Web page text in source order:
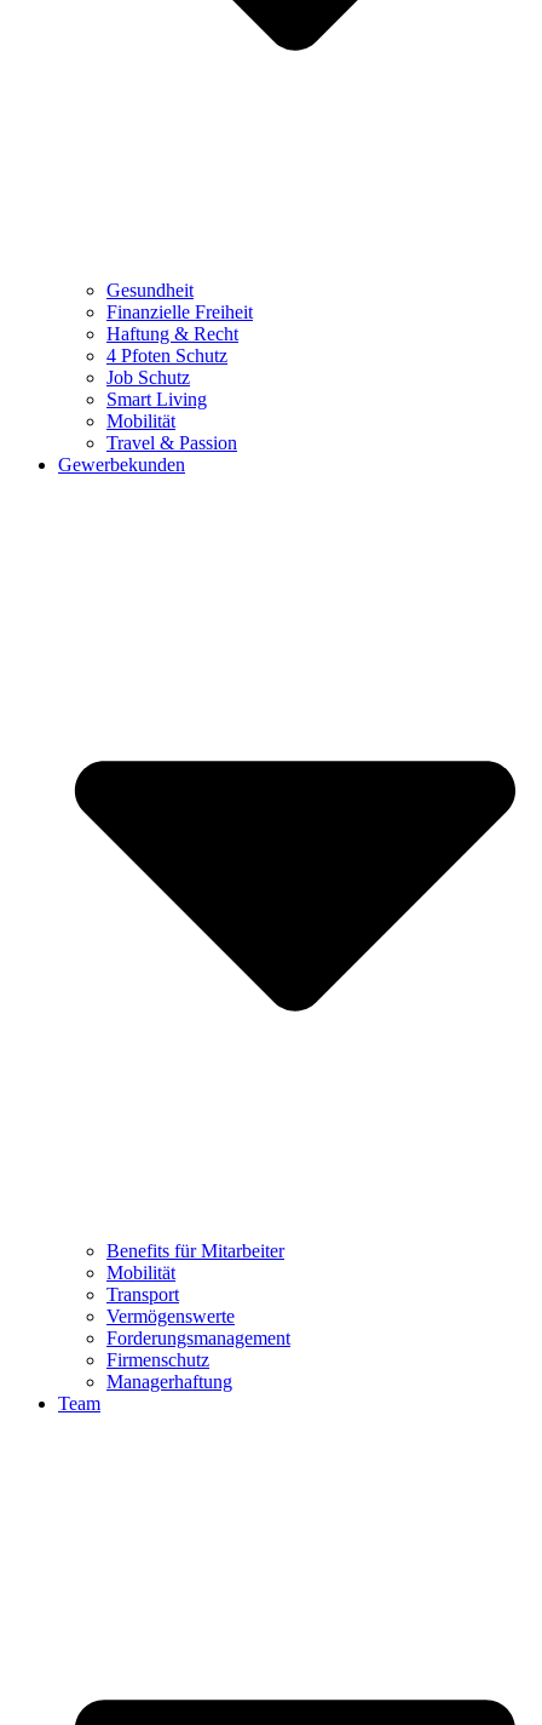
Gesundheit
Finanzielle Freiheit
Haftung & Recht
4 Pfoten Schutz
Job Schutz
Smart Living
Mobilität
Travel & Passion
Gewerbekunden
Benefits für Mitarbeiter
Mobilität
Transport
Vermögenswerte
Forderungsmanagement
Firmenschutz
Managerhaftung
Team